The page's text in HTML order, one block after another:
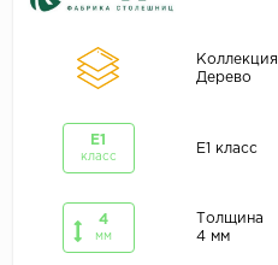
Коллекция
Дерево
E1
класс
E1 класс
4
мм
Толщина
4 мм